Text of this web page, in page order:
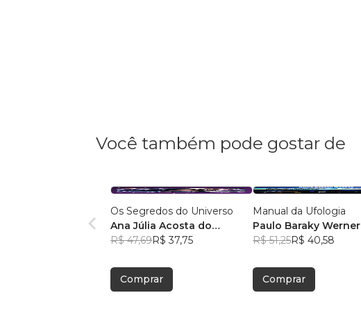
Você também pode gostar de
Os Segredos do Universo
Ana Júlia Acosta do
Nascimento
R$ 47,69R$ 37,75
Comprar
Manual da Ufologia
Paulo Baraky Werner
R$ 51,25R$ 40,58
Comprar